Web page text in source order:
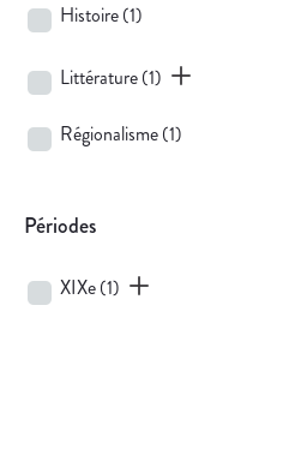
Histoire(1)
Littérature(1)
Régionalisme(1)
Périodes
XIXe(1)